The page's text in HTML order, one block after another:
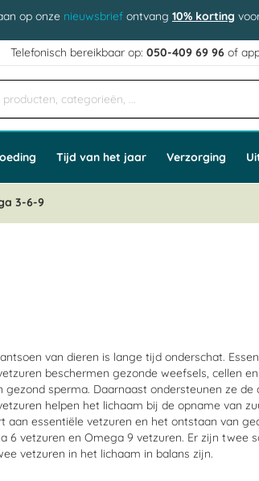
op onze nieuwsbrief ontvang 10% korting
Telefonisch bereikbaar op:050-409 69 96 of
Tijd van het jaar Verzorging
3-6-9
van dieren is lange tijd onderschat.
beschermen gezonde weefsels, cellen
sperma. Daarnaast ondersteunen ze
helpen het lichaam bij de opname van
essentiële vetzuren en het ontstaan van
6 vetzuren en Omega 9 vetzuren. Er zijn
vetzuren in het lichaam in balans zijn.